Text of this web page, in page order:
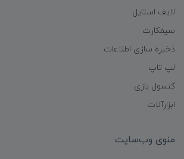
لایف استایل
سیمکارت
ذخیره سازی اطلاعات
لپ تاپ
کنسول بازی
ابزارآلات
منوی وب‌سایت